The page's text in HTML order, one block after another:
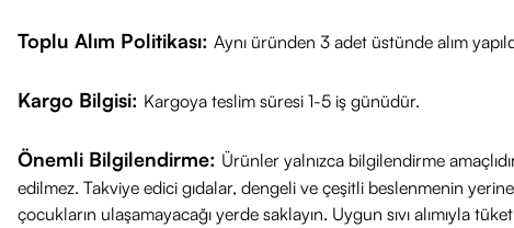
Toplu Alım Politikası: Aynı üründen 3 adet üstünde alım
Kargo Bilgisi: Kargoya teslim süresi 1-5 iş günüdür.
Önemli Bilgilendirme: Ürünler yalnızca bilgilendirme
edilmez. Takviye edici gıdalar, dengeli ve çeşitli beslenmenin
çocukların ulaşamayacağı yerde saklayın. Uygun sıvı alımıyla